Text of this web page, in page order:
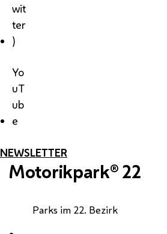
wit
ter
)
Yo
uT
ub
e
NEWSLETTER
Motorikpark® 22
Parks im 22. Bezirk